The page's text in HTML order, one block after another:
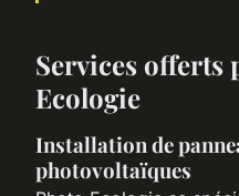
Services offerts
Ecologie
Installation de
photovoltaïques